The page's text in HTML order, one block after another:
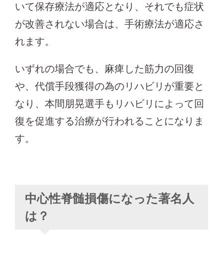
いて保存療法が適応となり、それでも症状
が改善されない場合は、手術療法が適応さ
れます。
いずれの場合でも、麻痺した筋力の回復
や、代償手段獲得の為のリハビリが重要と
なり、本間朋晃選手もリハビリによって回
復を促進する治療が行われることになりま
す。
中心性脊髄損傷になった著名人
は？